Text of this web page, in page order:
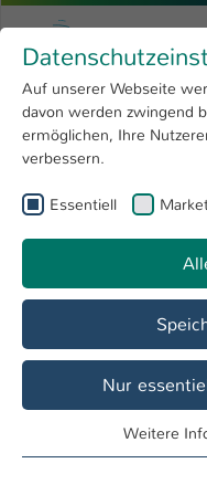
Forschung
Hochschule
International
Zum Hauptinhalt springen
Hochschule
Sie sind hier: Wirtschaftsingenieurwesen-Dual-Übersicht
Die
Auf unserer Webseite
davon werden zwingend
ermöglichen, Ihre
verbessern.
Essentiell
Nur
Essentielle Cookies
Weitere